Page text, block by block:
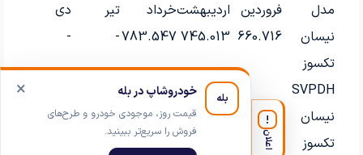
مدل
فروردین اردیبهشتخرداد تیر دی
نیسان
تکسوز
SVPDH
660.716
745.013
783.547
-
-
نیسان
تکسوز
666.416
750.713
789.247
-
- !
اعلان
× بله خودروشاپ در بله
قیمت روز، موجودی خودرو و طرح‌های
فروش را سریع‌تر ببینید.